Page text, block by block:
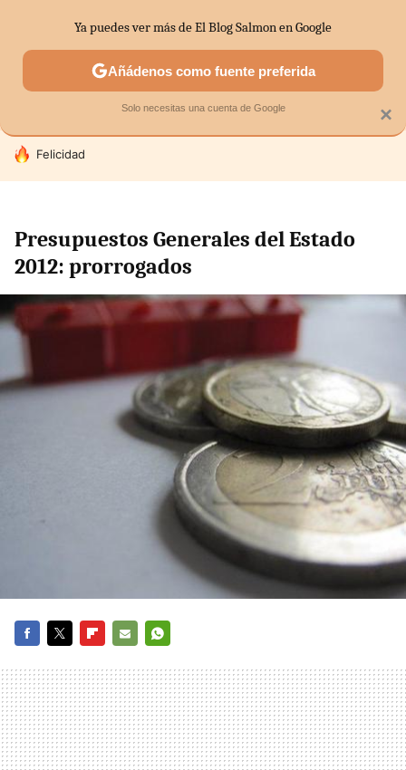
SECTORES ECONOMÍA DOMÉSTICA MERCADOS
HOY SE HABLA DE
Felicidad
Presupuestos Generales del Estado
2012: prorrogados
MAIL
×
Ya puedes ver más de El Blog Salmon en Google
Añádenos como fuente preferida
Solo necesitas una cuenta de Google